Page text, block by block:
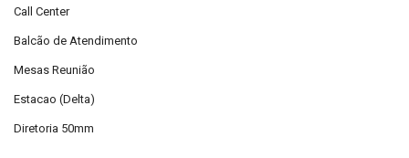
Call Center
Balcão de Atendimento
Mesas Reunião
Estacao (Delta)
Diretoria 50mm